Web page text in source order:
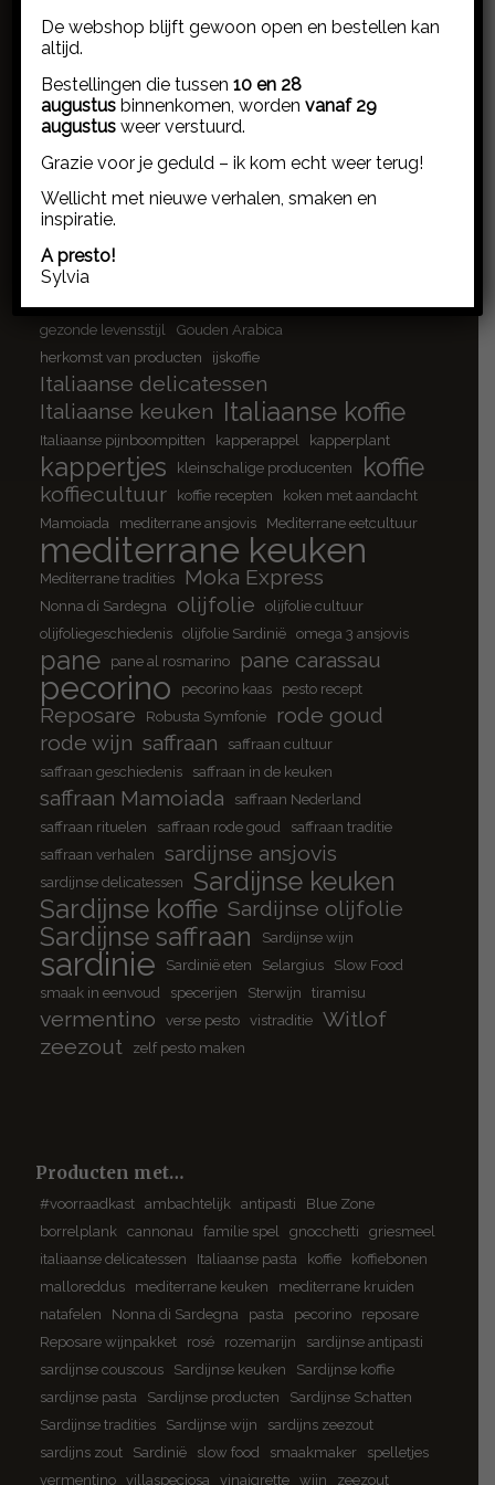
ambachtelijk koken ansjovis
ansjovis cantabrische zee
ansjovis cultuur
Arboribus basilicum pesto biologische saffraan
bloemknoppen Blue Zone borrelplank
borrelplank inspiratie bottarga di muggine
brood platbrood cannonau Capparis spinosa
cappuccino Chiaramonti Crocus Sativus
culinaire verhalen
duurzame visserij
eerlijke ingrediënten
Extra vergine olijfolie
gezonde levensstijl
Gouden Arabica
herkomst van producten
ijskoffie
Italiaanse delicatessen
Italiaanse keuken Italiaanse koffie
Italiaanse pijnboompitten kapperappel kapperplant
kappertjes kleinschalige producenten koffie
koffiecultuur koffie recepten
koken met aandacht
Mamoiada
mediterrane ansjovis Mediterrane eetcultuur
mediterrane keuken
Mediterrane tradities Moka Express
Nonna di Sardegna olijfolie
olijfolie cultuur
olijfoliegeschiedenis olijfolie Sardinië omega 3 ansjovis
pane pane al rosmarino pane carassau
pecorino pecorino kaas pesto recept
Reposare Robusta Symfonie
rode goud
rode wijn saffraan
saffraan cultuur
saffraan geschiedenis
saffraan in de keuken
saffraan Mamoiada
saffraan Nederland
saffraan rituelen
saffraan rode goud
saffraan traditie
saffraan verhalen
sardijnse ansjovis
sardijnse delicatessen
Sardijnse keuken
Sardijnse koffie Sardijnse olijfolie
Sardijnse saffraan Sardijnse wijn
sardinie Sardinië eten Selargius
Slow Food
smaak in eenvoud
specerijen Sterwijn tiramisu
vermentino verse pesto vistraditie Witlof
zeezout
zelf pesto maken
Producten met…
#voorraadkast ambachtelijk antipasti
Blue Zone
borrelplank
cannonau familie spel gnocchetti
griesmeel
italiaanse delicatessen
Italiaanse pasta koffie
koffiebonen
malloreddus
mediterrane keuken
mediterrane kruiden
natafelen
Nonna di Sardegna pasta pecorino
reposare
Reposare wijnpakket
rosé rozemarijn
sardijnse antipasti
sardijnse couscous
Sardijnse keuken
Sardijnse koffie
sardijnse pasta
Sardijnse producten
Sardijnse Schatten
Sardijnse tradities
Sardijnse wijn
sardijns zeezout
sardijns zout
Sardinië slow food smaakmaker
spelletjes
vermentino
villaspeciosa vinaigrette wijn zeezout
De webshop blijft gewoon open en bestellen kan
altijd.
Bestellingen die tussen10 en 28
augustus binnenkomen, wordenvanaf 29
augustus weer verstuurd.
Grazie voor je geduld – ik kom echt weer terug!
Wellicht met nieuwe verhalen, smaken en
inspiratie.
A presto!
Sylvia